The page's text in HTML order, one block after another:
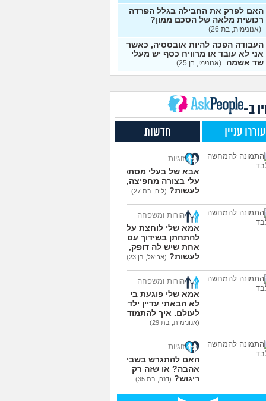
אני יכול להתעשר על ידי
עסק בעצמי מאפס?
4
עצות
לבזבז יותר מידי, זה
לחיות ככה? (אוהב לבזבז,
4
עצות
31)
טיפ בקופה - זה הגיוני?
לקבל ירושה, מה לעשות
(אנונימית, בת 24) עצות
בתחתית כלכלית,
בהכל יש לי סיבה?
עצות
בצד האם אני ואישתי
טוב?
(ריי מסטיריו, בן
למשוך כספי פנסיה
מה ההשלכות של
עצות
עוד שאלות חדשות במדור
האם לפרק את החבילה בגלל הפרדה
רכושית מלאה של הסכם ממון?
(אנונימית, בת 26)
העבודה הפכה להיות אובססיה, כאשר
אני לא עובד או מרוויח כסף יש מעלי
שד אשמה (אנונימי, בן 25)
ב-
עוררו עניין חדשות
זוגיות
אבא של בעלי מסתכל
עלי בצורה מחפיצה, מה
לעשות? (ליה, בת 27)
הורות ומשפחה
אמא שלי לוחצת עליי
להתחתן בשידוך עם כל
אחת שיש לה דופק, מה
לעשות? (אריאל, בן 23)
הורות ומשפחה
אמא שלי פוגעת בי כי
לא הבאתי עדיין ילדים
לעולם. איך להתמודד?
(אנונימית, בת 29)
זוגיות
האם להתגרש בשביל
אהבה? או שזה רק
ריגוש? (דנה, בת 35)